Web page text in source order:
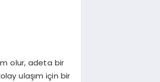
olur, adeta bir
ulaşım için bir